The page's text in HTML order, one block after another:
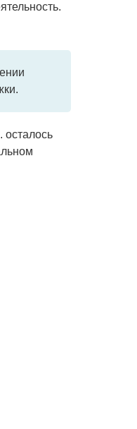
осталось